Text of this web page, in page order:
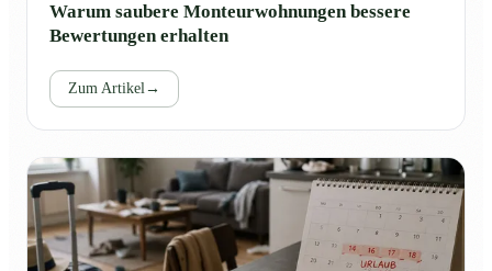
Warum saubere Monteurwohnungen bessere
Bewertungen erhalten
Zum Artikel→